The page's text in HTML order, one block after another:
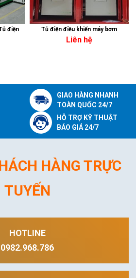
điện
Tủ điện điều khiển máy bơm
Liên hệ
GIAO HÀNG NHANH
TOÀN QUỐC 24/7
HỖ TRỢ KỸ THUẬT
BÁO GIÁ 24/7
HÀNG TRỰC
TUYẾN
HOTLINE
0982.968.786